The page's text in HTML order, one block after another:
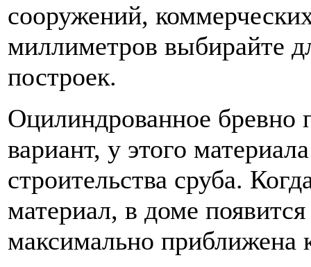
сооружений,
миллиметров выбирайте
построек.
Оцилиндрованное бревно
вариант, у этого
строительства сруба.
материал, в доме
максимально приближена